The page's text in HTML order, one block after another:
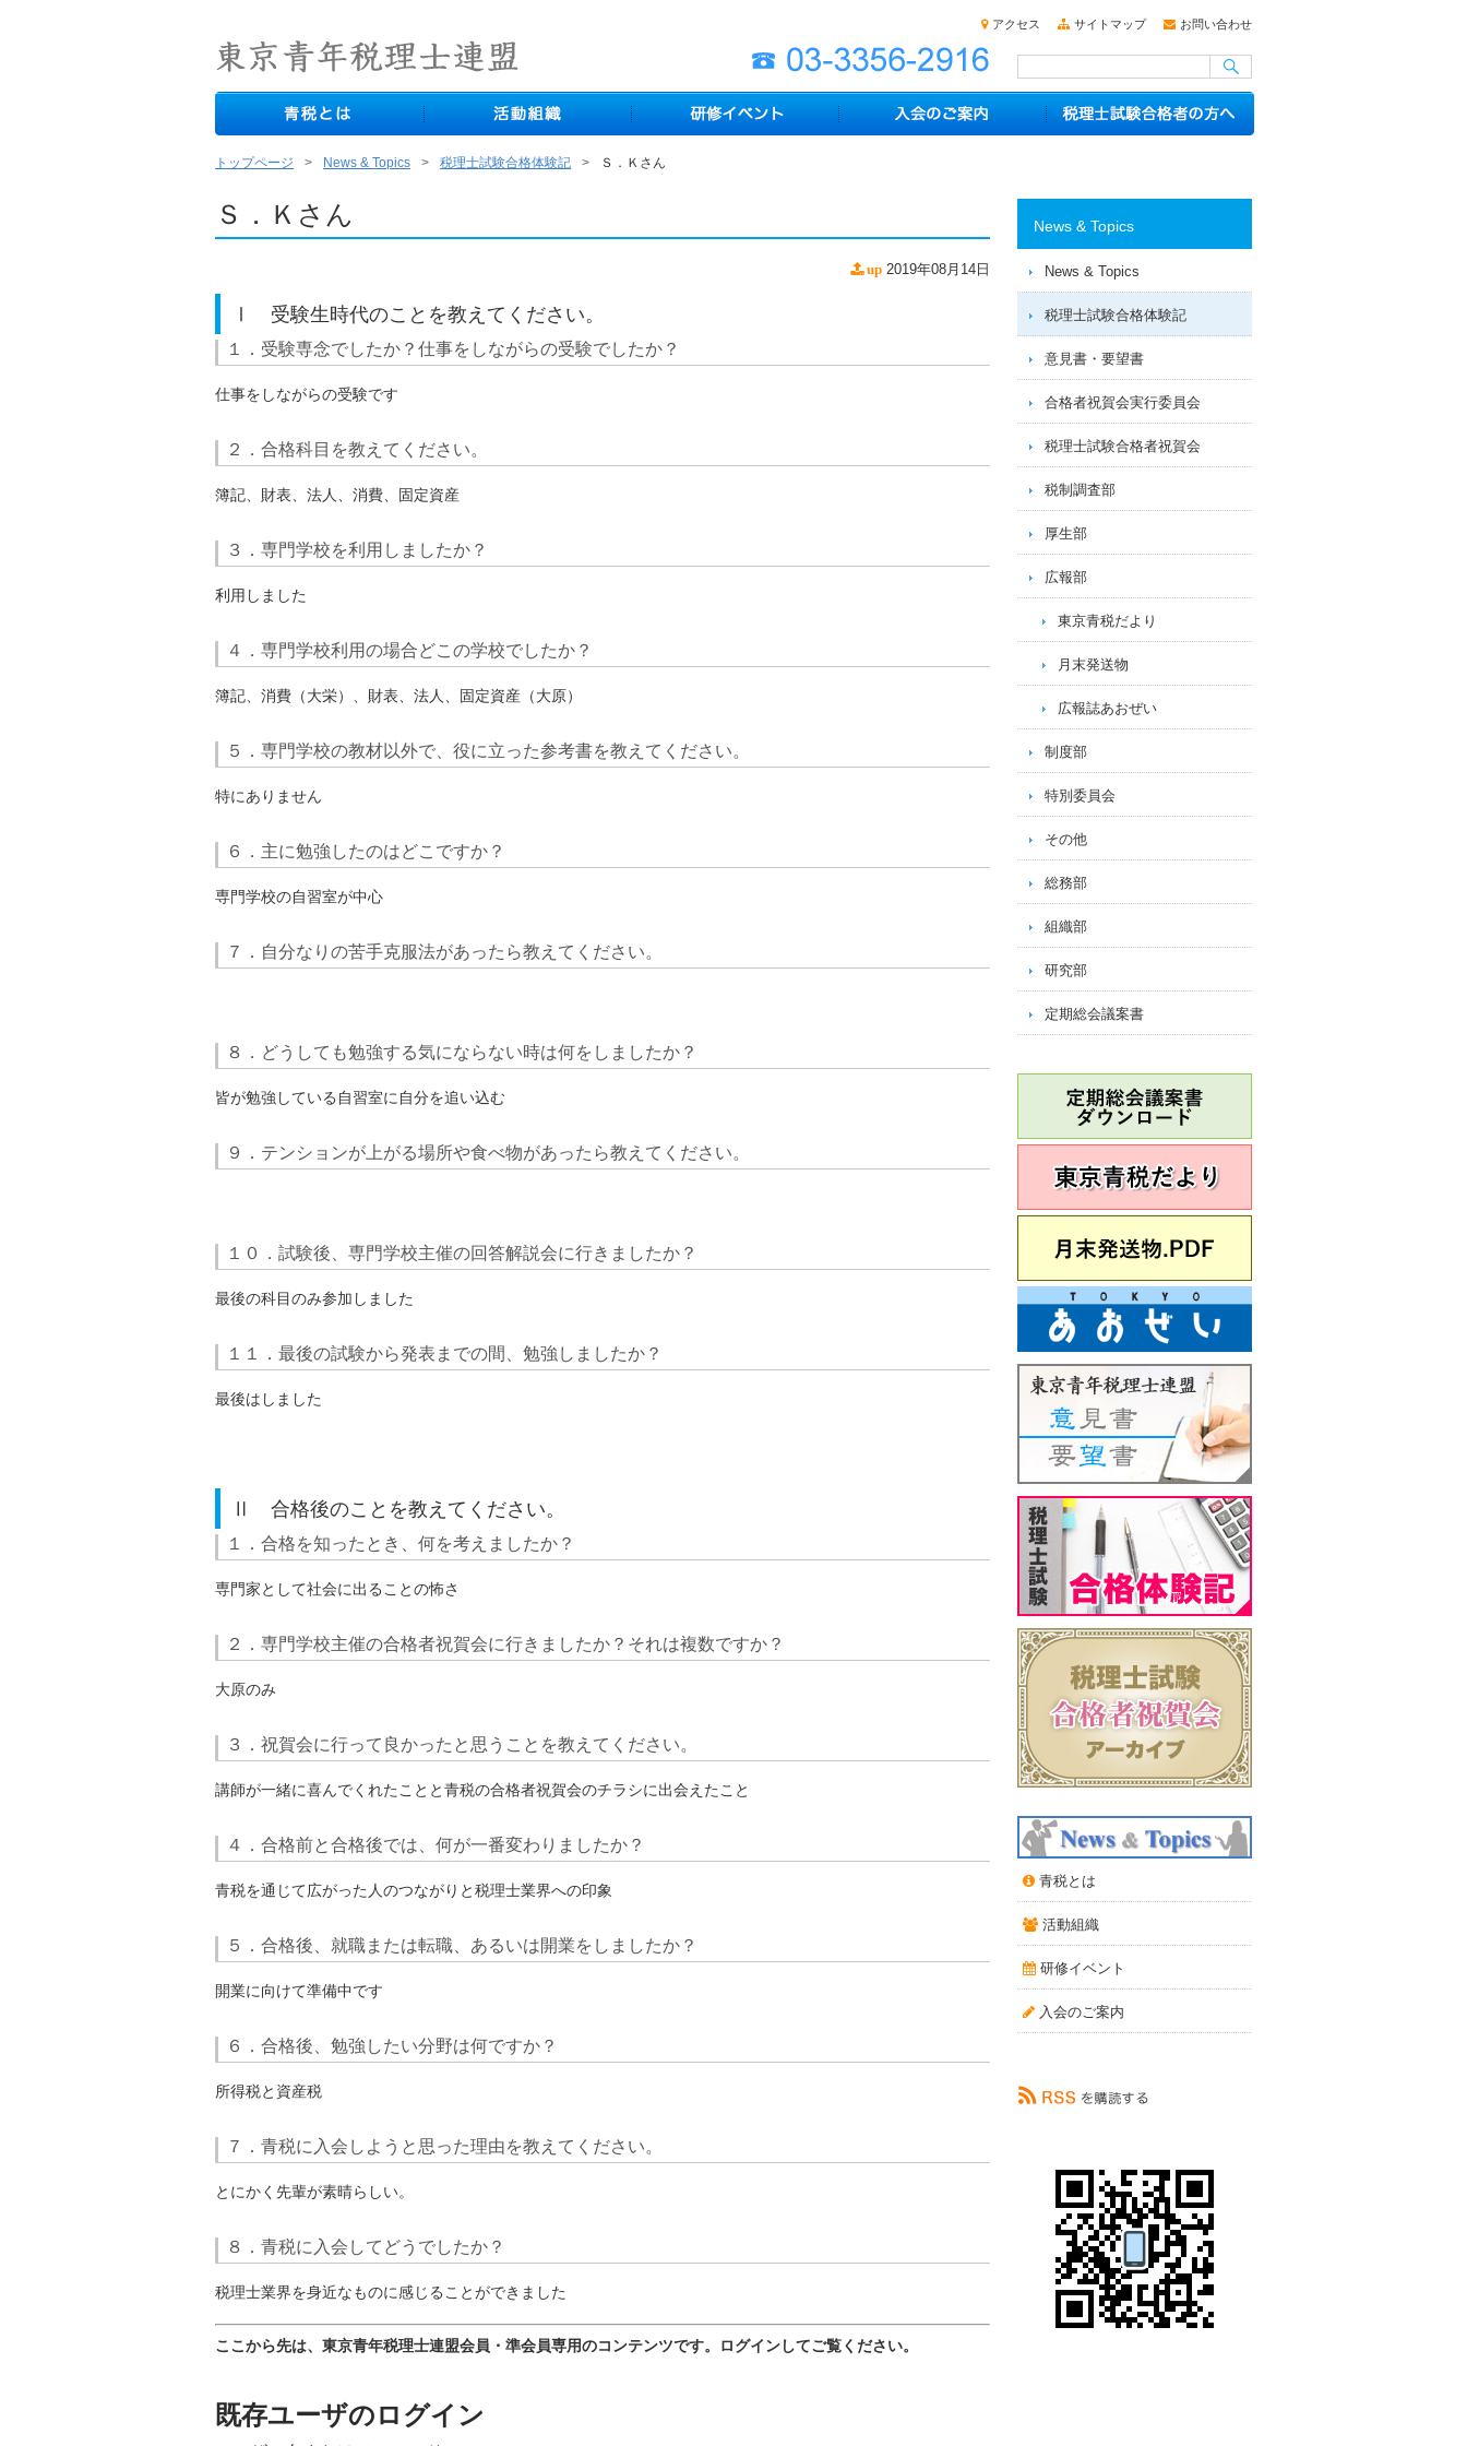
アクセス サイトマップ お問い合わせ
トップページ News & Topics 税理士試験合格体験記 Ｓ．Ｋさん
Ｓ．Ｋさん
up 2019年08月14日
Ⅰ 受験生時代のことを教えてください。
１．受験専念でしたか？仕事をしながらの受験でしたか？
仕事をしながらの受験です
２．合格科目を教えてください。
簿記、財表、法人、消費、固定資産
３．専門学校を利用しましたか？
利用しました
４．専門学校利用の場合どこの学校でしたか？
簿記、消費（大栄）、財表、法人、固定資産（大原）
５．専門学校の教材以外で、役に立った参考書を教えてください。
特にありません
６．主に勉強したのはどこですか？
専門学校の自習室が中心
７．自分なりの苦手克服法があったら教えてください。
８．どうしても勉強する気にならない時は何をしましたか？
皆が勉強している自習室に自分を追い込む
９．テンションが上がる場所や食べ物があったら教えてください。
１０．試験後、専門学校主催の回答解説会に行きましたか？
最後の科目のみ参加しました
１１．最後の試験から発表までの間、勉強しましたか？
最後はしました
Ⅱ 合格後のことを教えてください。
１．合格を知ったとき、何を考えましたか？
専門家として社会に出ることの怖さ
２．専門学校主催の合格者祝賀会に行きましたか？それは複数ですか？
大原のみ
３．祝賀会に行って良かったと思うことを教えてください。
講師が一緒に喜んでくれたことと青税の合格者祝賀会のチラシに出会えたこと
４．合格前と合格後では、何が一番変わりましたか？
青税を通じて広がった人のつながりと税理士業界への印象
５．合格後、就職または転職、あるいは開業をしましたか？
開業に向けて準備中です
６．合格後、勉強したい分野は何ですか？
所得税と資産税
７．青税に入会しようと思った理由を教えてください。
とにかく先輩が素晴らしい。
８．青税に入会してどうでしたか？
税理士業界を身近なものに感じることができました
ここから先は、東京青年税理士連盟会員・準会員専用のコンテンツです。ログインしてご覧ください。
既存ユーザのログイン
News & Topics
News & Topics
税理士試験合格体験記
意見書・要望書
合格者祝賀会実行委員会
税理士試験合格者祝賀会
税制調査部
厚生部
広報部
東京青税だより
月末発送物
広報誌あおぜい
制度部
特別委員会
その他
総務部
組織部
研究部
定期総会議案書
青税とは
活動組織
研修イベント
入会のご案内